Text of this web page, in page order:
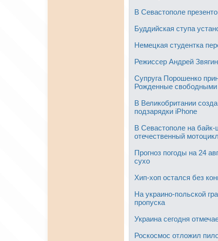
В Севастополе
Буддийская ступа
Немецкая студентка
Режиссер Андрей
Супруга Порошенко
Рожденные
В Великобритании
подзарядки iPhone
В Севастополе на
отечественный
Прогноз погоды на 24
сухо
Хип-хоп остался без
На украино-польской
пропуска
Украина сегодня
Роскосмос отложил